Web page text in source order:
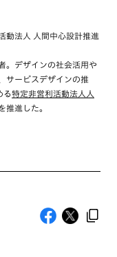
動法人 人間中心設計推進
。デザインの社会活用や
サービスデザインの推
る特定非営利活動法人人
推進した。